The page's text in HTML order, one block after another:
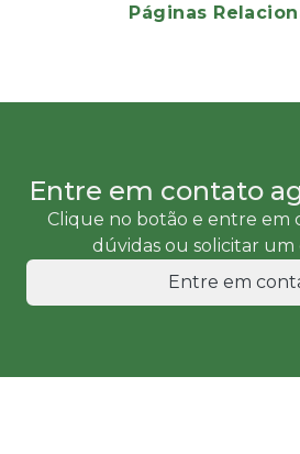
Páginas
Entre em contato
Clique no botão e entre em
dúvidas ou solicitar
Entre em